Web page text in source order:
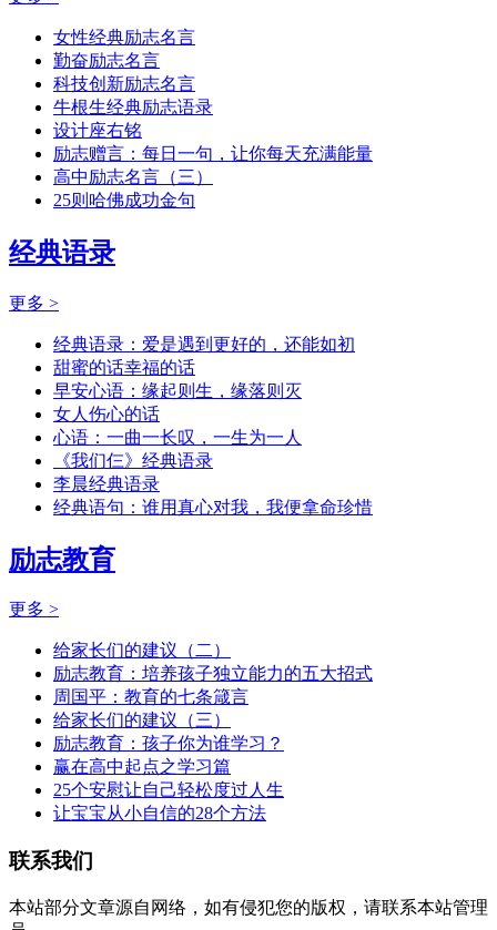
女性经典励志名言
勤奋励志名言
科技创新励志名言
牛根生经典励志语录
设计座右铭
励志赠言：每日一句，让你每天充满能量
高中励志名言（三）
25则哈佛成功金句
经典语录
更多 >
经典语录：爱是遇到更好的，还能如初
甜蜜的话幸福的话
早安心语：缘起则生，缘落则灭
女人伤心的话
心语：一曲一长叹，一生为一人
《我们仨》经典语录
李晨经典语录
经典语句：谁用真心对我，我便拿命珍惜
励志教育
更多 >
给家长们的建议（二）
励志教育：培养孩子独立能力的五大招式
周国平：教育的七条箴言
给家长们的建议（三）
励志教育：孩子你为谁学习？
赢在高中起点之学习篇
25个安慰让自己轻松度过人生
让宝宝从小自信的28个方法
联系我们
本站部分文章源自网络，如有侵犯您的版权，请联系本站管理